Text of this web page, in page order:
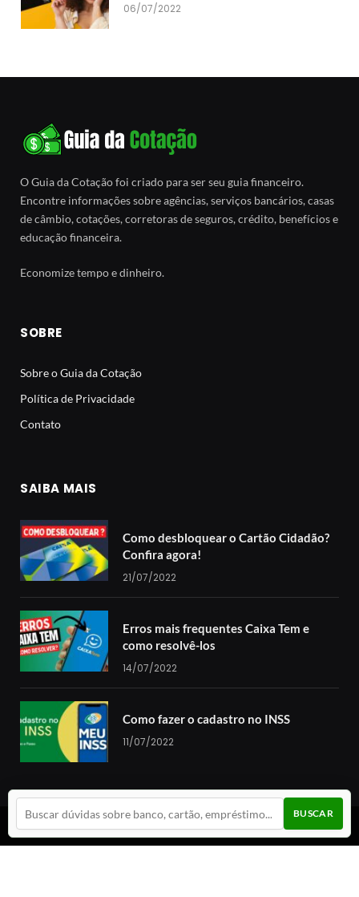
BUSCAR
06/07/2022
O Guia da Cotação foi criado para ser seu guia financeiro.
Encontre informações sobre agências, serviços bancários, casas
de câmbio, cotações, corretoras de seguros, crédito, benefícios e
educação financeira.
Economize tempo e dinheiro.
SOBRE
Sobre o Guia da Cotação
Política de Privacidade
Contato
SAIBA MAIS
Como desbloquear o Cartão Cidadão?
Confira agora!
21/07/2022
Erros mais frequentes Caixa Tem e
como resolvê-los
14/07/2022
Como fazer o cadastro no INSS
11/07/2022
© 2024 Guia da Cotação. Todos os direitos reservados